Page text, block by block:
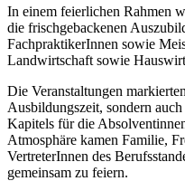
In einem feierlichen Rahmen
die frischgebackenen
FachpraktikerInnen sowie
Landwirtschaft sowie
Die Veranstaltungen
Ausbildungszeit, sondern
Kapitels für die
Atmosphäre kamen Familie,
VertreterInnen des
gemeinsam zu feiern.